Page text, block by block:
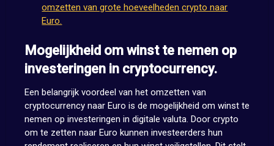
omzetten van grote hoeveelheden crypto naar
Euro.
Mogelijkheid om winst te nemen op
investeringen in cryptocurrency.
Een belangrijk voordeel van het omzetten van
cryptocurrency naar Euro is de mogelijkheid om winst te
nemen op investeringen in digitale valuta. Door crypto
om te zetten naar Euro kunnen investeerders hun